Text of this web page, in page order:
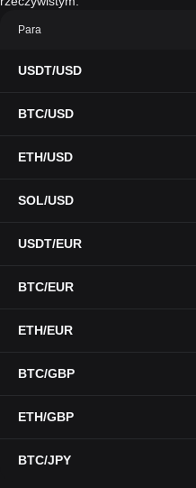
Para
USDT/USD
BTC/USD
ETH/USD
SOL/USD
USDT/EUR
BTC/EUR
ETH/EUR
BTC/GBP
ETH/GBP
BTC/JPY